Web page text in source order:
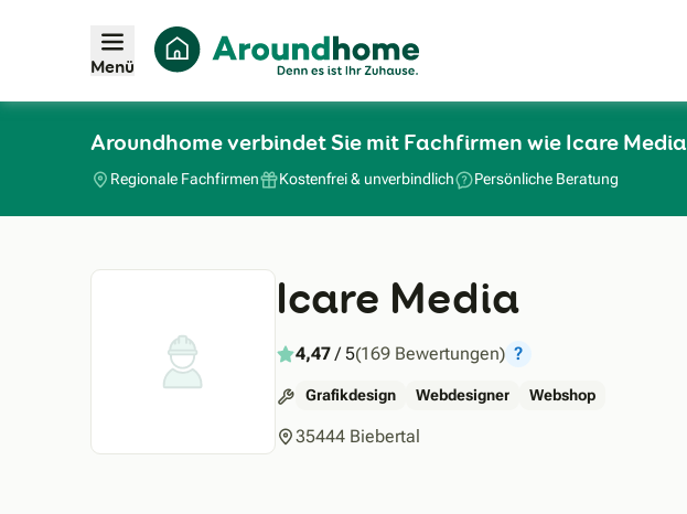
Menü
Aroundhome verbindet Sie mit Fachfirmen wie Icare Media
Regionale Fachfirmen Kostenfrei & unverbindlich Persönliche Beratung
Icare Media
4,47/ 5(169 Bewertungen) ?
Grafikdesign Webdesigner Webshop
35444 Biebertal